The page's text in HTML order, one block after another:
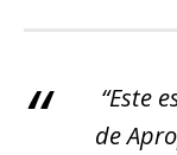
“Este
de